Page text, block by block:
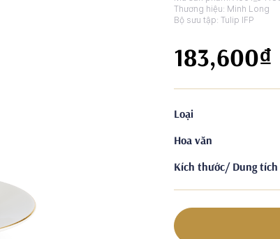
Thương hiệu: Minh Long
Bộ sưu tập:Tulip IFP
183,600₫
Loại
Hoa văn
Kích thước/ Dung tích